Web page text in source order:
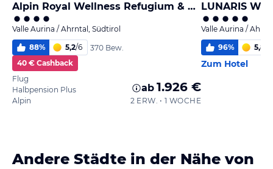
Alpin Royal Wellness Refugium & Resort Hotel
Valle Aurina / Ahrntal, Südtirol
88% 5,2/6
370 Bew.
40 € Cashback
Flug
Halbpension Plus
Alpin
ab 1.926 €
2 ERW. • 1 WOCHE
LUNARIS
Valle Aurina /
96% 5,8
Zum Hotel
Andere Städte in der Nähe von